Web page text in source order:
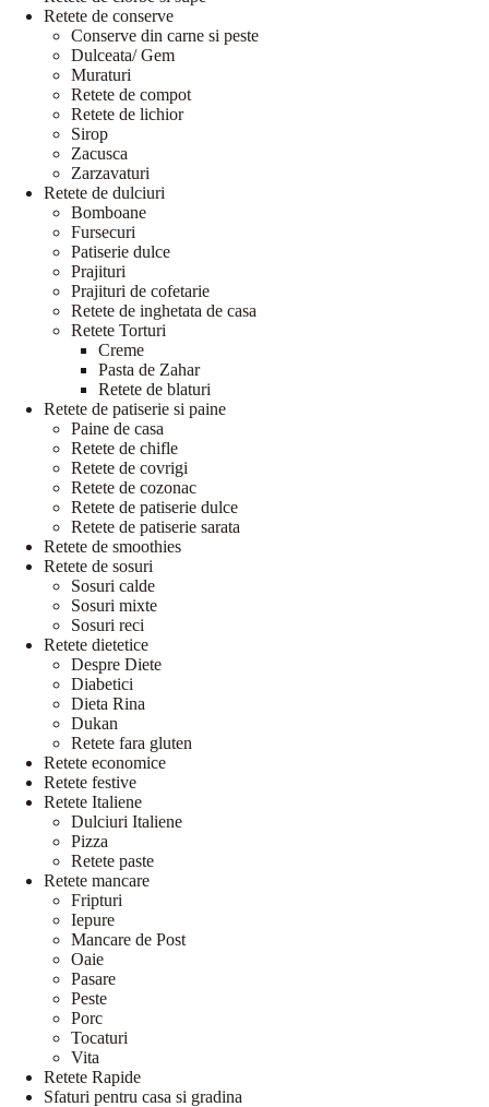
Retete de conserve
Conserve din carne si peste
Dulceata/ Gem
Muraturi
Retete de compot
Retete de lichior
Sirop
Zacusca
Zarzavaturi
Retete de dulciuri
Bomboane
Fursecuri
Patiserie dulce
Prajituri
Prajituri de cofetarie
Retete de inghetata de casa
Retete Torturi
Creme
Pasta de Zahar
Retete de blaturi
Retete de patiserie si paine
Paine de casa
Retete de chifle
Retete de covrigi
Retete de cozonac
Retete de patiserie dulce
Retete de patiserie sarata
Retete de smoothies
Retete de sosuri
Sosuri calde
Sosuri mixte
Sosuri reci
Retete dietetice
Despre Diete
Diabetici
Dieta Rina
Dukan
Retete fara gluten
Retete economice
Retete festive
Retete Italiene
Dulciuri Italiene
Pizza
Retete paste
Retete mancare
Fripturi
Iepure
Mancare de Post
Oaie
Pasare
Peste
Porc
Tocaturi
Vita
Retete Rapide
Sfaturi pentru casa si gradina